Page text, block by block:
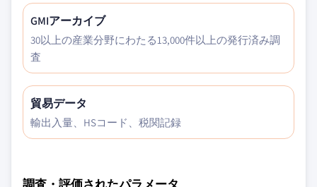
GMIアーカイブ
30以上の産業分野にわたる13,000件以上の発行済み調
査
貿易データ
輸出入量、HSコード、税関記録